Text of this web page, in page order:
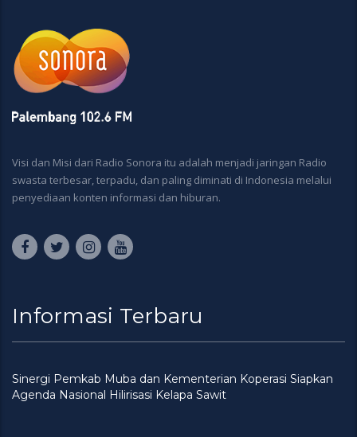
Visi dan Misi dari Radio Sonora itu adalah menjadi jaringan Radio
swasta terbesar, terpadu, dan paling diminati di Indonesia melalui
penyediaan konten informasi dan hiburan.
Informasi Terbaru
Sinergi Pemkab Muba dan Kementerian Koperasi Siapkan
Agenda Nasional Hilirisasi Kelapa Sawit